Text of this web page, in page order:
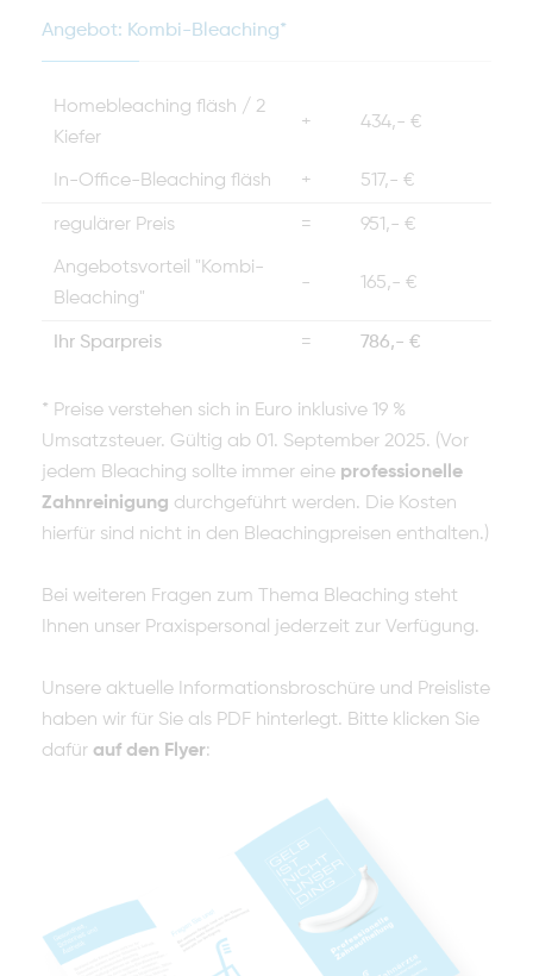
Angebot: Kombi-Bleaching*
Homebleaching fläsh / 2
Kiefer
+ 434,- €
In-Office-Bleaching fläsh + 517,- €
regulärer Preis = 951,- €
Angebotsvorteil "Kombi-
Bleaching"
- 165,- €
Ihr Sparpreis = 786,- €
* Preise verstehen sich in Euro inklusive 19 %
Umsatzsteuer. Gültig ab 01. September 2025. (Vor
jedem Bleaching sollte immer eine professionelle
Zahnreinigung durchgeführt werden. Die Kosten
hierfür sind nicht in den Bleachingpreisen enthalten.)
Bei weiteren Fragen zum Thema Bleaching steht
Ihnen unser Praxispersonal jederzeit zur Verfügung.
Unsere aktuelle Informationsbroschüre und Preisliste
haben wir für Sie als PDF hinterlegt. Bitte klicken Sie
dafür auf den Flyer: